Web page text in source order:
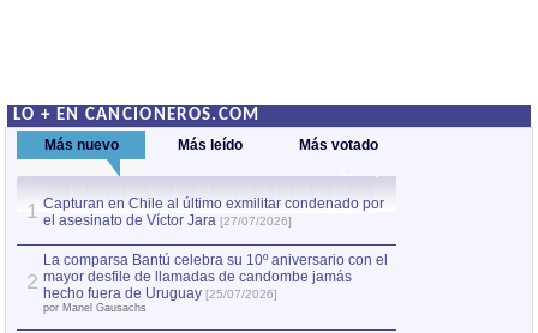
LO + EN CANCIONEROS.COM
Más nuevo Más leído Más votado
1 Capturan en Chile al último exmilitar condenado por
el asesinato de Víctor Jara [27/07/2026]
2
La comparsa Bantú celebra su 10º aniversario con el
mayor desfile de llamadas de candombe jamás
hecho fuera de Uruguay [25/07/2026]
por Manel Gausachs